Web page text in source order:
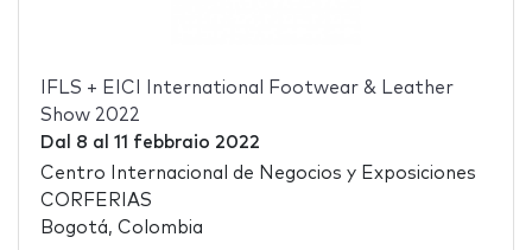
IFLS + EICI International Footwear & Leather
Show 2022
Dal 8 al 11 febbraio 2022
Centro Internacional de Negocios y Exposiciones
CORFERIAS
Bogotá, Colombia